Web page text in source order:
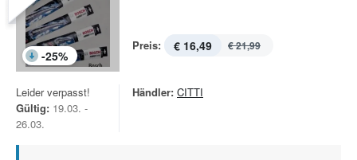
-25%
Preis: € 16,49 € 21,99
Leider verpasst!
Gültig: 19.03. -
26.03.
Händler: CITTI